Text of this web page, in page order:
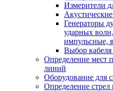
Измерители
Генераторы
ударных
импульсные,
Выбор
Определение мест
линий
Оборудование для
Определение